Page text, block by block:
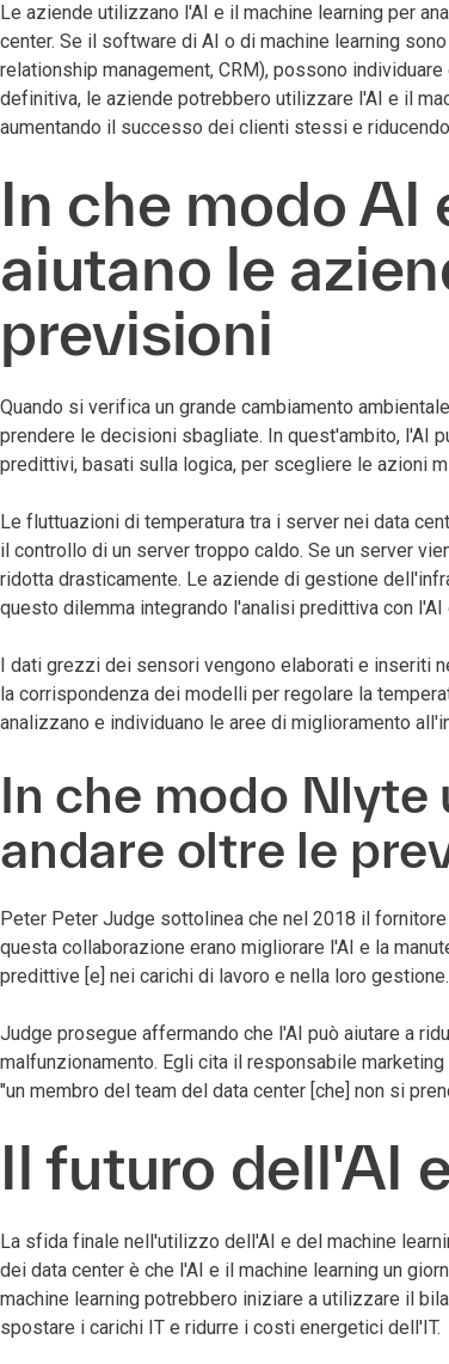
Le aziende utilizzano l'AI e il machine learning per
center. Se il software di AI o di machine learning
relationship management, CRM), possono
definitiva, le aziende potrebbero utilizzare l'AI e il
aumentando il successo dei clienti stessi e
In che modo AI
aiutano le
previsioni
Quando si verifica un grande cambiamento
prendere le decisioni sbagliate. In quest'ambito, l'AI
predittivi, basati sulla logica, per scegliere le azioni
Le fluttuazioni di temperatura tra i server nei data
il controllo di un server troppo caldo. Se un server
ridotta drasticamente. Le aziende di gestione
questo dilemma integrando l'analisi predittiva con l'AI
I dati grezzi dei sensori vengono elaborati e inseriti
la corrispondenza dei modelli per regolare la
analizzano e individuano le aree di miglioramento
In che modo
andare oltre le
Peter Peter Judge sottolinea che nel 2018 il
questa collaborazione erano migliorare l'AI e la
predittive [e] nei carichi di lavoro e nella loro
Judge prosegue affermando che l'AI può aiutare a
malfunzionamento. Egli cita il responsabile
"un membro del team del data center [che] non si
Il futuro dell'AI
La sfida finale nell'utilizzo dell'AI e del machine
dei data center è che l'AI e il machine learning un
machine learning potrebbero iniziare a utilizzare il
spostare i carichi IT e ridurre i costi energetici dell'IT.